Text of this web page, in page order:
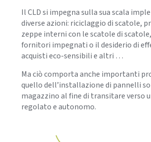
Il CLD si impegna sulla sua scala
diverse azioni: riciclaggio di scatole,
zeppe interni con le scatole di
fornitori impegnati o il desiderio di
acquisti eco-sensibili e altri …
Ma ciò comporta anche importanti
quello dell’installazione di pannelli
magazzino al fine di transitare verso
regolato e autonomo.